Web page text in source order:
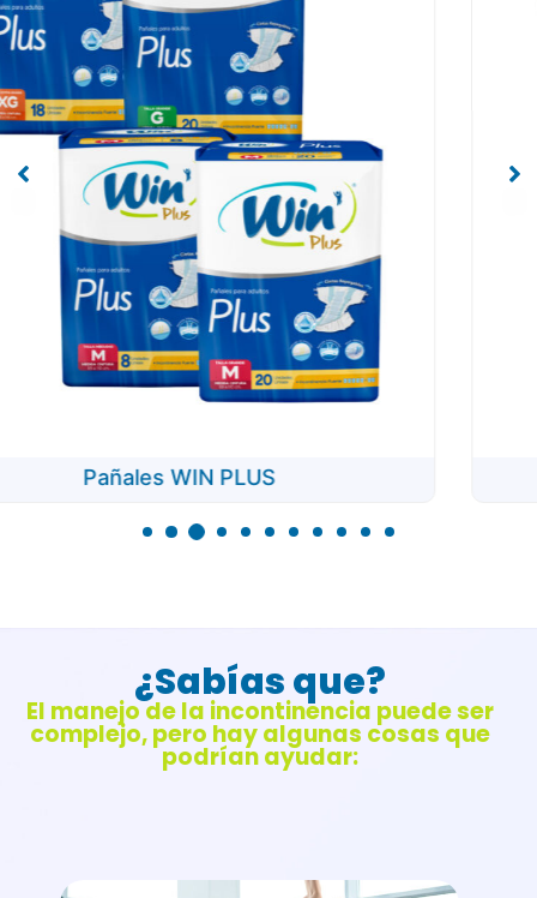
WIN PANTS
¿Sabías que?
El manejo de la incontinencia puede ser
complejo, pero hay algunas cosas que
podrían ayudar: